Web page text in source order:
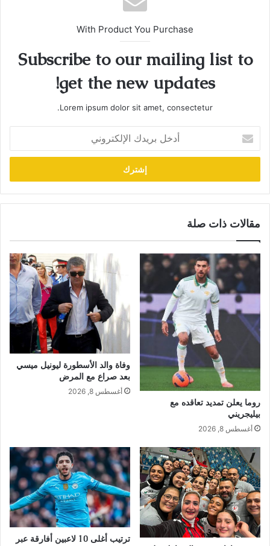
With Product You Purchase
Subscribe to our mailing list to
get the new updates!
Lorem ipsum dolor sit amet, consectetur.
بريدك
الإلكتروني
مقالات ذات صلة
روما يعلن تمديد تعاقده مع
بيليجريني
أغسطس 8, 2026
وفاة والد الأسطورة ليونيل ميسي
بعد صراع مع المرض
أغسطس 8, 2026
ترتيب أغلى 10 لاعبين أفارقة عبر